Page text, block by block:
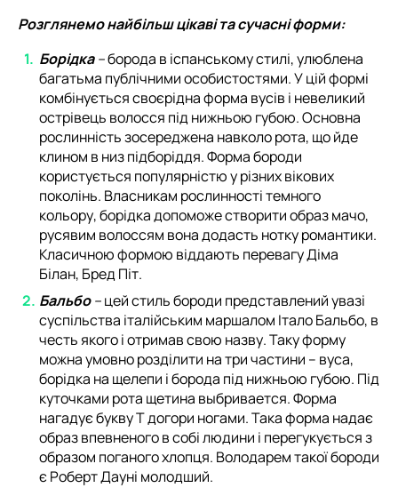
Розглянемо найбільш цікаві та сучасні форми:
Борідка–борода в іспанському стилі, улюблена
багатьма публічними особистостями. У цій формі
комбінується своєрідна форма вусів і невеликий
острівець волосся під нижньою губою. Основна
рослинність зосереджена навколо рота, що йде
клином в низ підборіддя. Форма бороди
користується популярністю у різних вікових
поколінь. Власникам рослинності темного
кольору, борідка допоможе створити образ мачо,
русявим волоссям вона додасть нотку романтики.
Класичною формою віддають перевагу Діма
Білан, Бред Піт.
Бальбо–цей стиль бороди представлений увазі
суспільства італійським маршалом Італо Бальбо, в
честь якого і отримав свою назву. Таку форму
можна умовно розділити на три частини – вуса,
борідка на щелепи і борода під нижньою губою. Під
куточками рота щетина выбривается. Форма
нагадує букву Т догори ногами. Така форма надає
образ впевненого в собі людини і перегукується з
образом поганого хлопця. Володарем такої бороди
є Роберт Дауні молодший.